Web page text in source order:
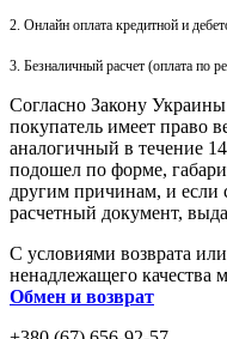
2. Онлайн оплата кредитной и
3. Безналичный расчет (оплата по
Согласно Закону
покупатель имеет право
аналогичный в течение
подошел по форме,
другим причинам, и если
расчетный документ,
С условиями возврата
ненадлежащего качества
Обмен и возврат